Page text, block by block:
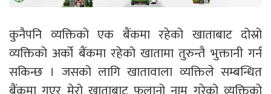
कुनैपनि व्यक्तिको एक बैंकमा रहेको खाताबाट दोस्रो
व्यक्तिको अर्को बैंकमा रहेको खातामा तुरुन्तै भुक्तानी गर्न
सकिन्छ । जसको लागि खातावाला व्यक्तिले सम्बन्धित